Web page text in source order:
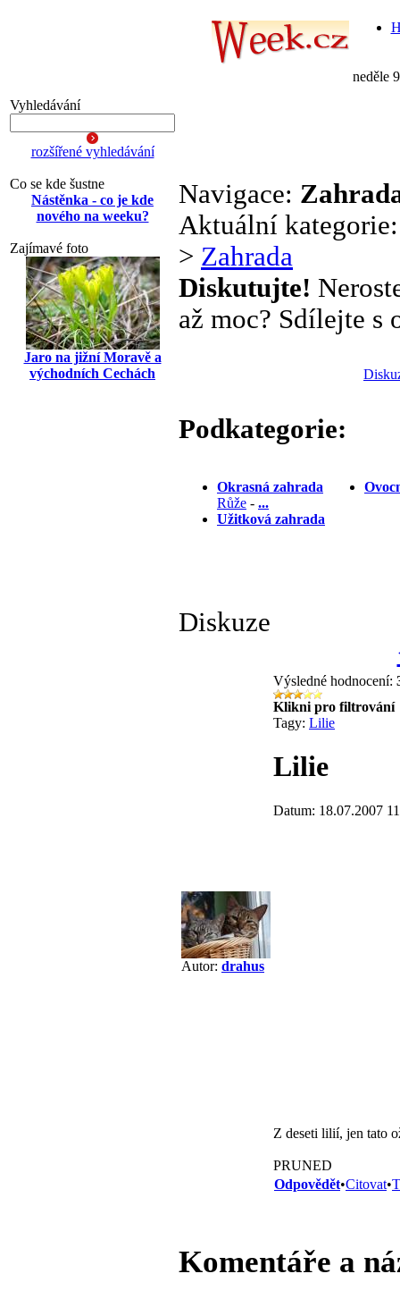
neděle
Vyhledávání
rozšířené vyhledávání
Co se kde šustne
Nástěnka - co je kde
nového na weeku?
Zajímavé foto
Jaro na jižní Moravě a
východních Cechách
Navigace:
Aktuální
> Zahrada
Diskutujte!
až moc? Sdílejte s
Podkategorie:
Okrasná zahrada
Růže - ...
Užitková zahrada
Diskuze
Autor: drahus
Výsledné hodnocení:
Klikni pro filtrování
Tagy: Lilie
Lilie
Datum: 18.07.2007
Z deseti lilií, jen tato
PRUNED
Odpovědět•Citovat•
Komentáře a